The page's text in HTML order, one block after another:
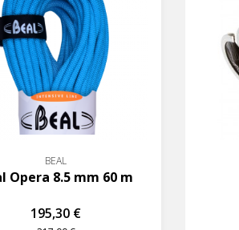
BEAL
Opera 8.5 mm 60 m
195,30 €